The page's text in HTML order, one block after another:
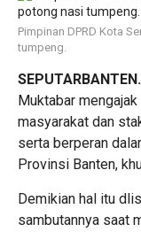
Pimpinan DPRD Kota
tumpeng.
Muktabar
masyarakat dan
serta berperan
Provinsi Banten,
Demikian hal itu
sambutannya saat